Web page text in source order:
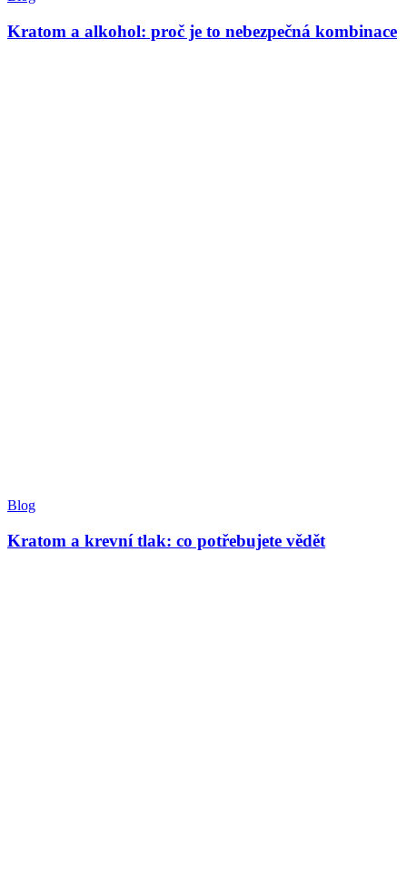
Kratom a alkohol: proč je to nebezpečná kombinace
Blog
Kratom a krevní tlak: co potřebujete vědět